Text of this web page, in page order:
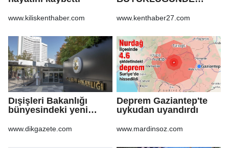
www.kiliskenthaber.com www.kenthaber27.com
Dışişleri Bakanlığı
bünyesindeki yeni
Gazete'de
www.dikgazete.com
Deprem Gaziantep'te
uykudan uyandırdı
www.mardinsoz.com